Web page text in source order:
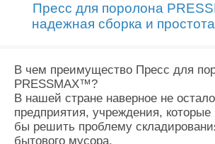
Дробильное
Реализованные
Видео
Лизинг
Новости компании
Пресс для поролона
надежная сборка и
В чем преимущество Пресс для
PRESSMAX™?
В нашей стране наверное не
предприятия, учреждения,
бы решить проблему
бытового мусора.